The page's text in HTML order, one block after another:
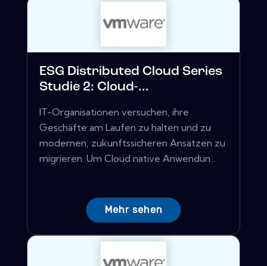
ESG Distributed Cloud Series
Studie 2: Cloud-...
IT-Organisationen versuchen, ihre
Geschäfte am Laufen zu halten und zu
modernen, zukunftssicheren Ansätzen zu
migrieren. Um Cloud native Anwendun...
Mehr sehen